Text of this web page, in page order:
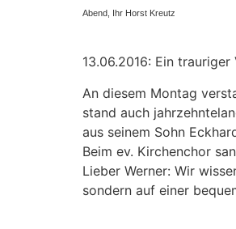
Abend, Ihr Horst Kreutz
13.06.2016: Ein trauriger
An diesem Montag
stand auch
aus seinem Sohn
Beim ev. Kirchenchor
Lieber Werner: Wir
sondern auf einer